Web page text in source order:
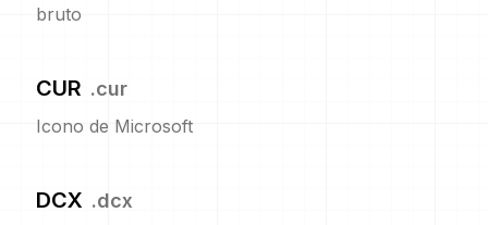
bruto
CUR .cur
Icono de Microsoft
DCX .dcx